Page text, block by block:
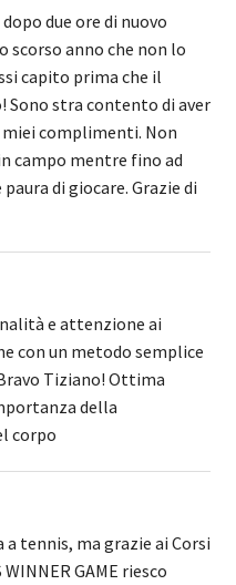
due ore di nuovo
anno che non lo
capito prima che il
Sono stra contento di aver
complimenti. Non
campo mentre fino ad
di giocare. Grazie di
e attenzione ai
con un metodo semplice
Tiziano! Ottima
della
corpo
a tennis, ma grazie ai Corsi
GAME riesco